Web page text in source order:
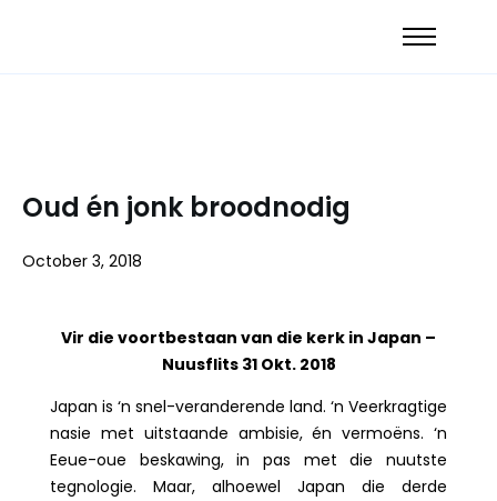
Oud én jonk broodnodig
October 3, 2018
Vir die voortbestaan van die kerk in Japan –
Nuusflits 31 Okt. 2018
Japan is ‘n snel-veranderende land. ‘n Veerkragtige
nasie met uitstaande ambisie, én vermoëns. ‘n
Eeue-oue beskawing, in pas met die nuutste
tegnologie. Maar, alhoewel Japan die derde